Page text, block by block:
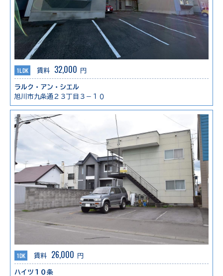
1LDK 賃料 32,000 円
ラルク・アン・シエル
旭川市九条通２３丁目３－１０
1DK 賃料 26,000 円
ハイツ１０条